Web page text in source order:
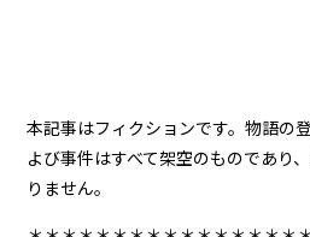
本記事はフィクションです。物語の
よび事件はすべて架空のものであり
りません。